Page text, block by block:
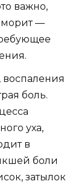
важно,
—
воспаления
боль.
уха,
в
боли
затылок